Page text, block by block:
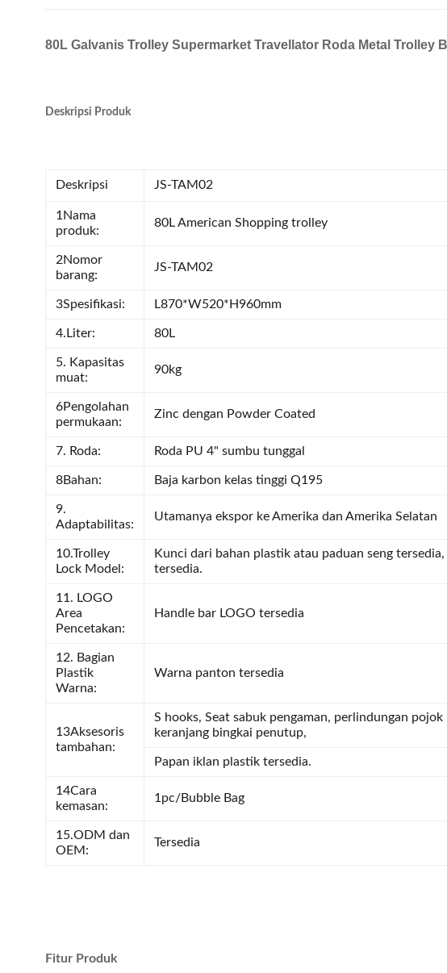
80L Galvanis Trolley Supermarket Travellator Roda Metal Trolley
Deskripsi Produk
Deskripsi JS-TAM02
1Nama
produk:
80L American Shopping trolley
2Nomor
barang:
JS-TAM02
3Spesifikasi: L870*W520*H960mm
4.Liter: 80L
5. Kapasitas
muat:
90kg
6Pengolahan
permukaan:
Zinc dengan Powder Coated
7. Roda: Roda PU 4" sumbu tunggal
8Bahan: Baja karbon kelas tinggi Q195
9.
Adaptabilitas:
Utamanya ekspor ke Amerika dan Amerika Selatan
10.Trolley
Lock Model:
Kunci dari bahan plastik atau paduan seng
tersedia.
11. LOGO
Area
Pencetakan:
Handle bar LOGO tersedia
12. Bagian
Plastik
Warna:
Warna panton tersedia
13Aksesoris
tambahan:
S hooks, Seat sabuk pengaman, perlindungan pojok
keranjang bingkai penutup,
Papan iklan plastik tersedia.
14Cara
kemasan:
1pc/Bubble Bag
15.ODM dan
OEM:
Tersedia
Fitur Produk